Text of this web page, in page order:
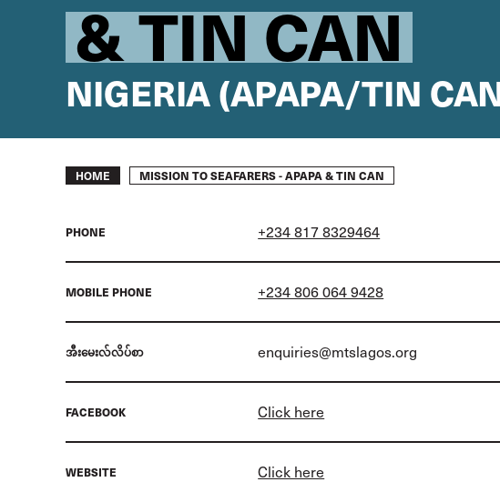
& TIN CAN
NIGERIA (APAPA/TIN
Breadcrumb
HOME MISSION TO SEAFARERS - APAPA & TIN CAN
PHONE +234 817 8329464
MOBILE PHONE +234 806 064 9428
အီးမေးလ်လိပ်စာ enquiries@mtslagos.org
FACEBOOK Click here
WEBSITE Click here